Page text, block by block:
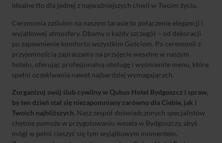
idealne tło dla jednej z najważniejszych chwil w Twoim życiu.
Ceremonia zaślubin na naszym tarasie to połączenie elegancji i
wyjątkowej atmosfery. Dbamy o każdy szczegół – od dekoracji
po zapewnienie komfortu wszystkim Gościom. Po ceremonii z
przyjemnością zapraszamy na przyjęcie weselne w naszym
hotelu, oferując profesjonalną obsługę i wyśmienite menu, które
spełni oczekiwania nawet najbardziej wymagających.
Zorganizuj swój ślub cywilny w Qubus Hotel Bydgoszcz i spraw,
by ten dzień stał się niezapomniany zarówno dla Ciebie, jak i
Twoich najbliższych. Nasz zespół doświadczonych specjalistów
chętnie pomoże w przygotowaniu wesela w Bydgoszczy, abyś
mógł w pełni cieszyć się tym wyjątkowym momentem.